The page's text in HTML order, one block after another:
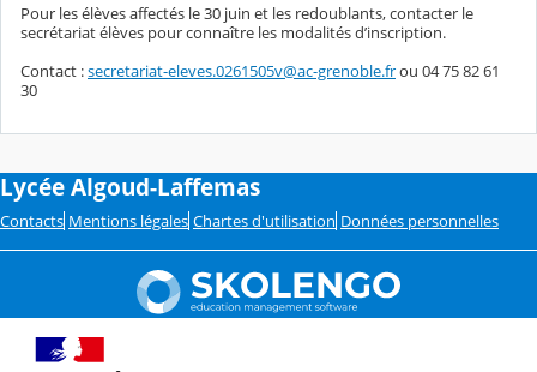
Pour les élèves affectés le 30 juin et les redoublants, contacter le
secrétariat élèves pour connaître les modalités d’inscription.
Contact :secretariat-eleves.0261505v@ac-grenoble.frou 04 75 82 61
30
Lycée Algoud-Laffemas
Contacts Mentions légales Chartes d'utilisation Données personnelles